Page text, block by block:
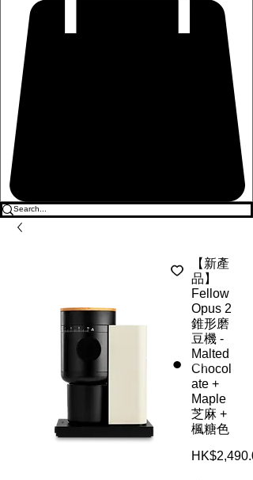
【新產
品】
Fellow
Opus 2
錐形磨
豆機 -
Malted
Chocol
ate +
Maple
芝麻 +
楓糖色